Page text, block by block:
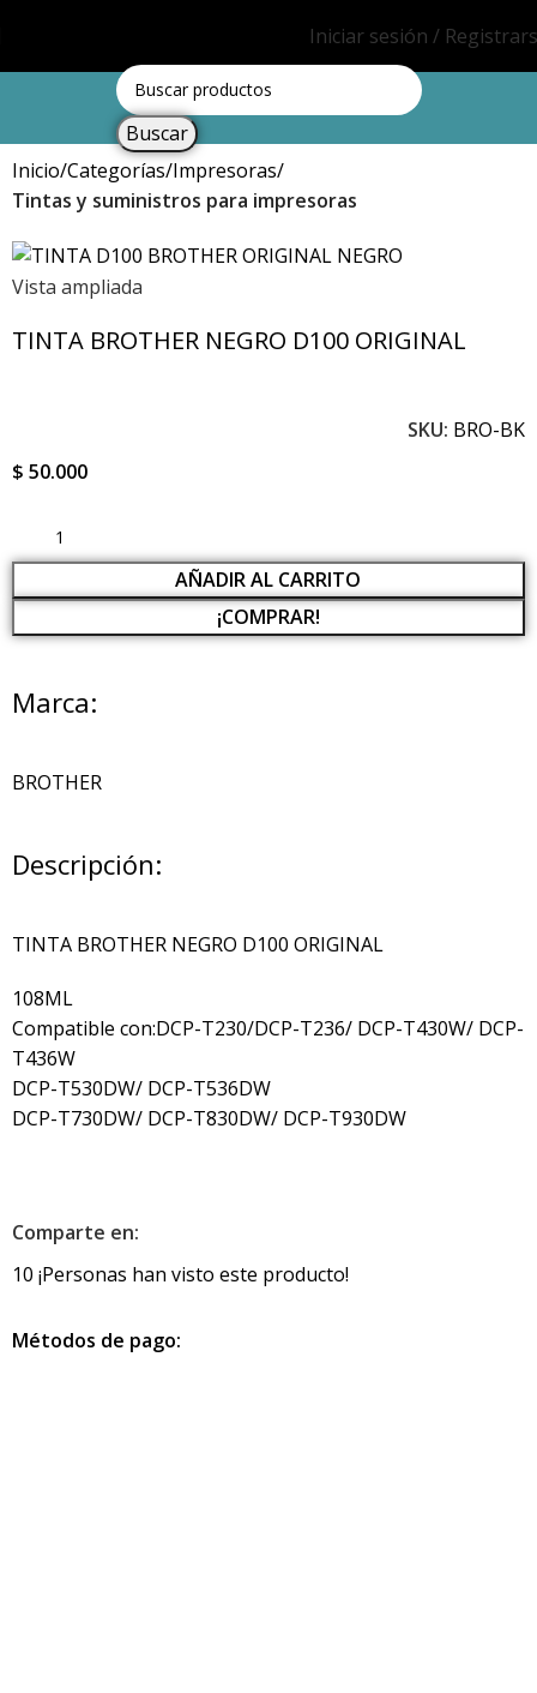
Iniciar sesión /
Buscar
Inicio Categorías Impresoras
Tintas y suministros para impresoras
Vista ampliada
TINTA BROTHER NEGRO D100 ORIGINAL
SKU: BRO-BK
$ 50.000
AÑADIR AL CARRITO
¡COMPRAR!
Marca:
BROTHER
Descripción:
TINTA BROTHER NEGRO D100 ORIGINAL
108ML
Compatible con:DCP-T230/DCP-T236/ DCP-T430W/ DCP-
T436W
DCP-T530DW/ DCP-T536DW
DCP-T730DW/ DCP-T830DW/ DCP-T930DW
Comparte en:
10 ¡Personas han visto este producto!
Métodos de pago: